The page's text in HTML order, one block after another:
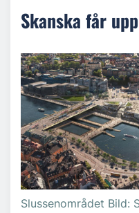
Skanska får
Slussenområdet Bild: